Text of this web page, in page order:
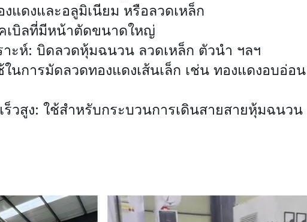
แดงและอลูมิเนียม หรือลวดเหล็ก
เบิลที่มีหน้าตัดขนาดใหญ่
ะห์: บิดลวดหุ้มฉนวน ลวดเหล็ก ตัวนำ ฯลฯ
ในการมัดลวดทองแดงเส้นเล็ก เช่น ทองแดงอบอ่อ
วสูง: ใช้สำหรับกระบวนการเดินสายสายหุ้มฉนวน